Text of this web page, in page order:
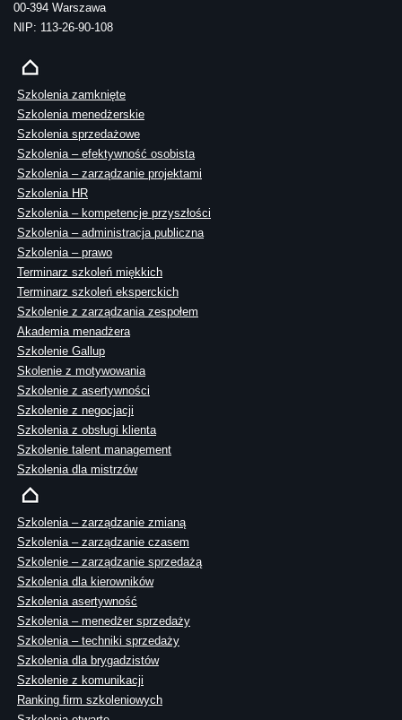
00-394 Warszawa
NIP: 113-26-90-108
Szkolenia zamknięte
Szkolenia menedżerskie
Szkolenia sprzedażowe
Szkolenia – efektywność osobista
Szkolenia – zarządzanie projektami
Szkolenia HR
Szkolenia – kompetencje przyszłości
Szkolenia – administracja publiczna
Szkolenia – prawo
Terminarz szkoleń miękkich
Terminarz szkoleń eksperckich
Szkolenie z zarządzania zespołem
Akademia menadżera
Szkolenie Gallup
Skolenie z motywowania
Szkolenie z asertywności
Szkolenie z negocjacji
Szkolenia z obsługi klienta
Szkolenie talent management
Szkolenia dla mistrzów
Szkolenia – zarządzanie zmianą
Szkolenia – zarządzanie czasem
Szkolenie – zarządzanie sprzedażą
Szkolenia dla kierowników
Szkolenia asertywność
Szkolenia – menedżer sprzedaży
Szkolenia – techniki sprzedaży
Szkolenia dla brygadzistów
Szkolenie z komunikacji
Ranking firm szkoleniowych